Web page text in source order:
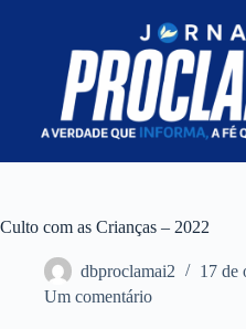
Culto com as Crianças – 2022
dbproclamai2
17 de
Um comentário